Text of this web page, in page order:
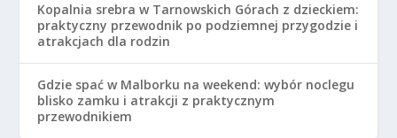
Kopalnia srebra w Tarnowskich Górach z dzieckiem:
praktyczny przewodnik po podziemnej przygodzie i
atrakcjach dla rodzin
Gdzie spać w Malborku na weekend: wybór noclegu
blisko zamku i atrakcji z praktycznym
przewodnikiem